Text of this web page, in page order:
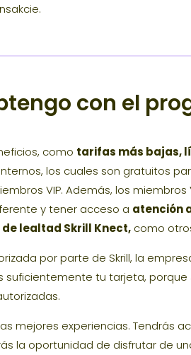
con el
como tarifas más bajas,
los cuales son gratuitos
VIP. Además, los miembros
y tener acceso a atención
lealtad Skrill Knect, como
por parte de Skrill, la
tu tarjeta,
mejores experiencias.
la oportunidad de disfrutar de